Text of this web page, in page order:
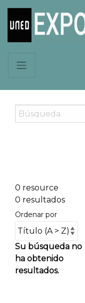
0 resource
0 resultados
Ordenar por
Su búsqueda no
ha obtenido
resultados.